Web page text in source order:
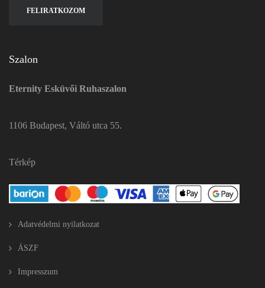
Szalon
Eternity Esküvői Ruhaszalon
1106 Budapest, Váltó utca 55.
Térkép
Adatvédelmi nyilatkozat
ÁSZF
Impresszum